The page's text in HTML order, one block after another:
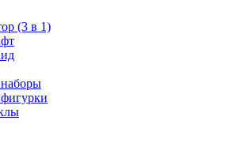
(3 в 1)